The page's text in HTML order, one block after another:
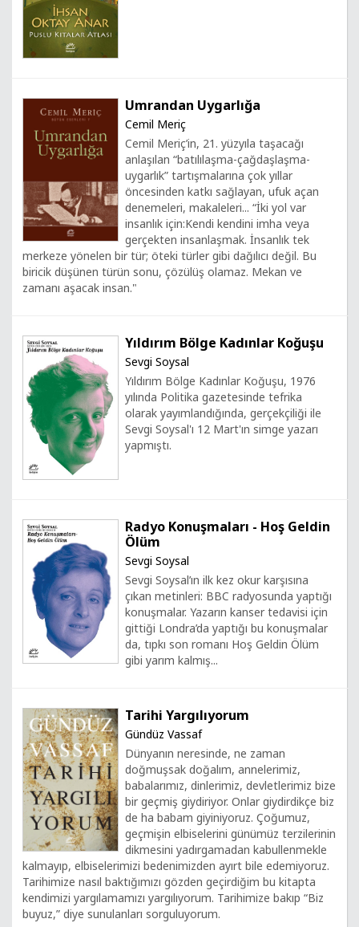
Umrandan Uygarlığa
Cemil Meriç
Cemil Meriç’in, 21. yüzyıla taşacağı
anlaşılan “batılılaşma-çağdaşlaşma-
uygarlık” tartışmalarına çok yıllar
öncesinden katkı sağlayan, ufuk açan
denemeleri, makaleleri... “İki yol var
insanlık için:Kendi kendini imha veya
gerçekten insanlaşmak. İnsanlık tek
merkeze yönelen bir tür; öteki türler gibi dağılıcı değil. Bu
biricik düşünen türün sonu, çözülüş olamaz. Mekan ve
zamanı aşacak insan."
Yıldırım Bölge Kadınlar Koğuşu
Sevgi Soysal
Yıldırım Bölge Kadınlar Koğuşu, 1976
yılında Politika gazetesinde tefrika
olarak yayımlandığında, gerçekçiliği ile
Sevgi Soysal'ı 12 Mart'ın simge yazarı
yapmıştı.
Radyo Konuşmaları - Hoş Geldin
Ölüm
Sevgi Soysal
Sevgi Soysal’ın ilk kez okur karşısına
çıkan metinleri: BBC radyosunda yaptığı
konuşmalar. Yazarın kanser tedavisi için
gittiği Londra’da yaptığı bu konuşmalar
da, tıpkı son romanı Hoş Geldin Ölüm
gibi yarım kalmış...
Tarihi Yargılıyorum
Gündüz Vassaf
Dünyanın neresinde, ne zaman
doğmuşsak doğalım, annelerimiz,
babalarımız, dinlerimiz, devletlerimiz bize
bir geçmiş giydiriyor. Onlar giydirdikçe biz
de ha babam giyiniyoruz. Çoğumuz,
geçmişin elbiselerini günümüz terzilerinin
dikmesini yadırgamadan kabullenmekle
kalmayıp, elbiselerimizi bedenimizden ayırt bile edemiyoruz.
Tarihimize nasıl baktığımızı gözden geçirdiğim bu kitapta
kendimizi yargılamamızı yargılıyorum. Tarihimize bakıp “Biz
buyuz,” diye sunulanları sorguluyorum.